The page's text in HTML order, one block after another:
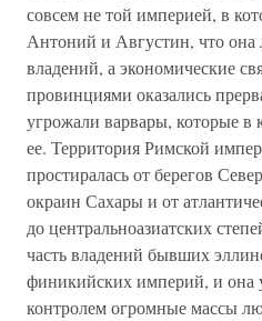
совсем не той империей, в
Антоний и Августин, что
владений, а экономические
провинциями оказались
угрожали варвары, которые в
ее. Территория Римской
простиралась от берегов
окраин Сахары и от
до центральноазиатских
часть владений бывших
финикийских империй, и она
контролем огромные массы